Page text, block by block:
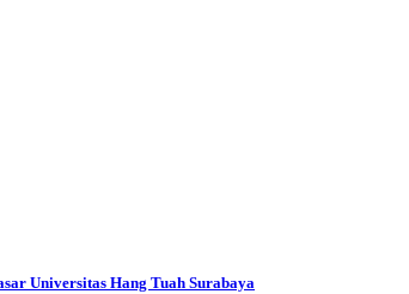
Universitas Hang Tuah Surabaya